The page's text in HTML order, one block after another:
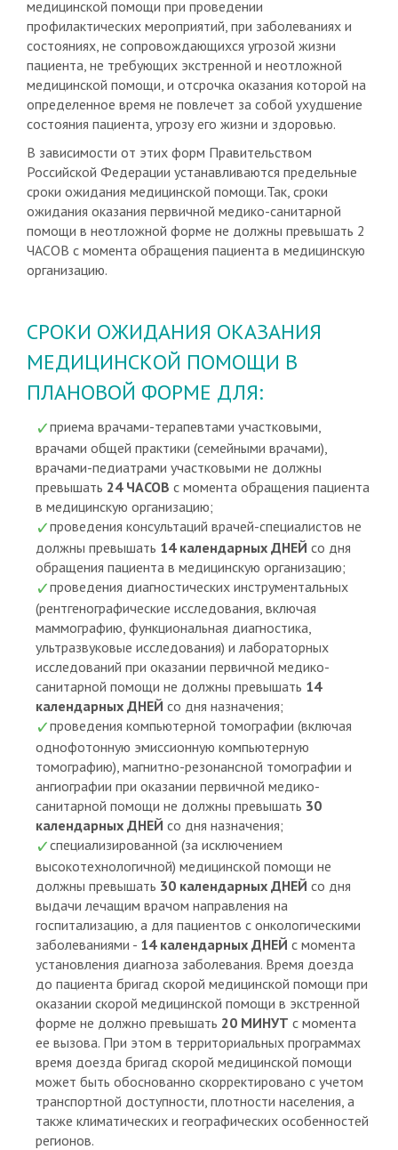
медицинской помощи при проведении
профилактических мероприятий, при заболеваниях и
состояниях, не сопровождающихся угрозой жизни
пациента, не требующих экстренной и неотложной
медицинской помощи, и отсрочка оказания которой на
определенное время не повлечет за собой ухудшение
состояния пациента, угрозу его жизни и здоровью.
В зависимости от этих форм Правительством
Российской Федерации устанавливаются предельные
сроки ожидания медицинской помощи.Так, сроки
ожидания оказания первичной медико-санитарной
помощи в неотложной форме не должны превышать 2
ЧАСОВ с момента обращения пациента в медицинскую
организацию.
СРОКИ ОЖИДАНИЯ ОКАЗАНИЯ
МЕДИЦИНСКОЙ ПОМОЩИ В
ПЛАНОВОЙ ФОРМЕ ДЛЯ:
приема врачами-терапевтами участковыми,
врачами общей практики (семейными врачами),
врачами-педиатрами участковыми не должны
превышать 24 ЧАСОВ с момента обращения пациента
в медицинскую организацию;
проведения консультаций врачей-специалистов не
должны превышать 14 календарных ДНЕЙ со дня
обращения пациента в медицинскую организацию;
проведения диагностических инструментальных
(рентгенографические исследования, включая
маммографию, функциональная диагностика,
ультразвуковые исследования) и лабораторных
исследований при оказании первичной медико-
санитарной помощи не должны превышать 14
календарных ДНЕЙ со дня назначения;
проведения компьютерной томографии (включая
однофотонную эмиссионную компьютерную
томографию), магнитно-резонансной томографии и
ангиографии при оказании первичной медико-
санитарной помощи не должны превышать 30
календарных ДНЕЙ со дня назначения;
специализированной (за исключением
высокотехнологичной) медицинской помощи не
должны превышать 30 календарных ДНЕЙ со дня
выдачи лечащим врачом направления на
госпитализацию, а для пациентов с онкологическими
заболеваниями - 14 календарных ДНЕЙ с момента
установления диагноза заболевания. Время доезда
до пациента бригад скорой медицинской помощи при
оказании скорой медицинской помощи в экстренной
форме не должно превышать 20 МИНУТ с момента
ее вызова. При этом в территориальных программах
время доезда бригад скорой медицинской помощи
может быть обоснованно скорректировано с учетом
транспортной доступности, плотности населения, а
также климатических и географических особенностей
регионов.